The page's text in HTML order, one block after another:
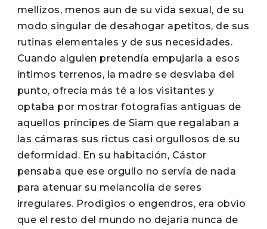
mellizos, menos aun de su vida sexual, de su
modo singular de desahogar apetitos, de sus
rutinas elementales y de sus necesidades.
Cuando alguien pretendía empujarla a esos
íntimos terrenos, la madre se desviaba del
punto, ofrecía más té a los visitantes y
optaba por mostrar fotografías antiguas de
aquellos príncipes de Siam que regalaban a
las cámaras sus rictus casi orgullosos de su
deformidad. En su habitación, Cástor
pensaba que ese orgullo no servía de nada
para atenuar su melancolía de seres
irregulares. Prodigios o engendros, era obvio
que el resto del mundo no dejaría nunca de